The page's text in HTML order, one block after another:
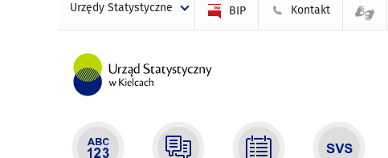
Urzędy Statystyczne BIP Kontakt